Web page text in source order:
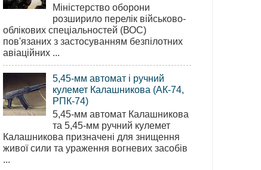
Міністерство оборони
розширило перелік військово-
облікових спеціальностей (ВОС)
пов'язаних з застосуванням безпілотних
авіаційних ...
5,45-мм автомат і ручний
кулемет Калашникова (АК-74,
РПК-74)
5,45-мм автомат Калашникова
та 5,45-мм ручний кулемет
Калашникова призначені для знищення
живої сили та ураження вогневих засобів
...